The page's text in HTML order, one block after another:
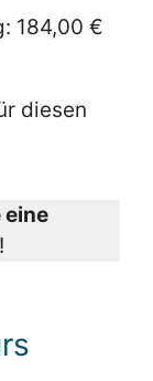
184,00 €
diesen
eine
!